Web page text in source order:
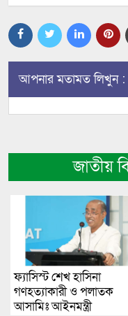
আপনার মতামত লিখুন :
জাতীয়
ফ্যাসিস্ট শেখ হাসিনা
গণহত্যাকারী ও পলাতক
আসামিঃ আইনমন্ত্রী